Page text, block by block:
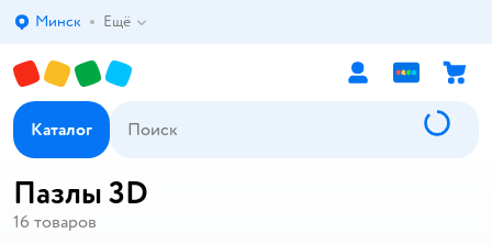
Выбор адреса доставки.
Минск Ещё
Каталог
Пазлы 3D
16 товаров